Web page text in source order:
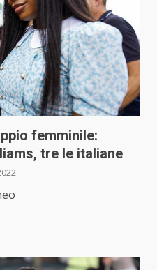
femminile:
tre le italiane